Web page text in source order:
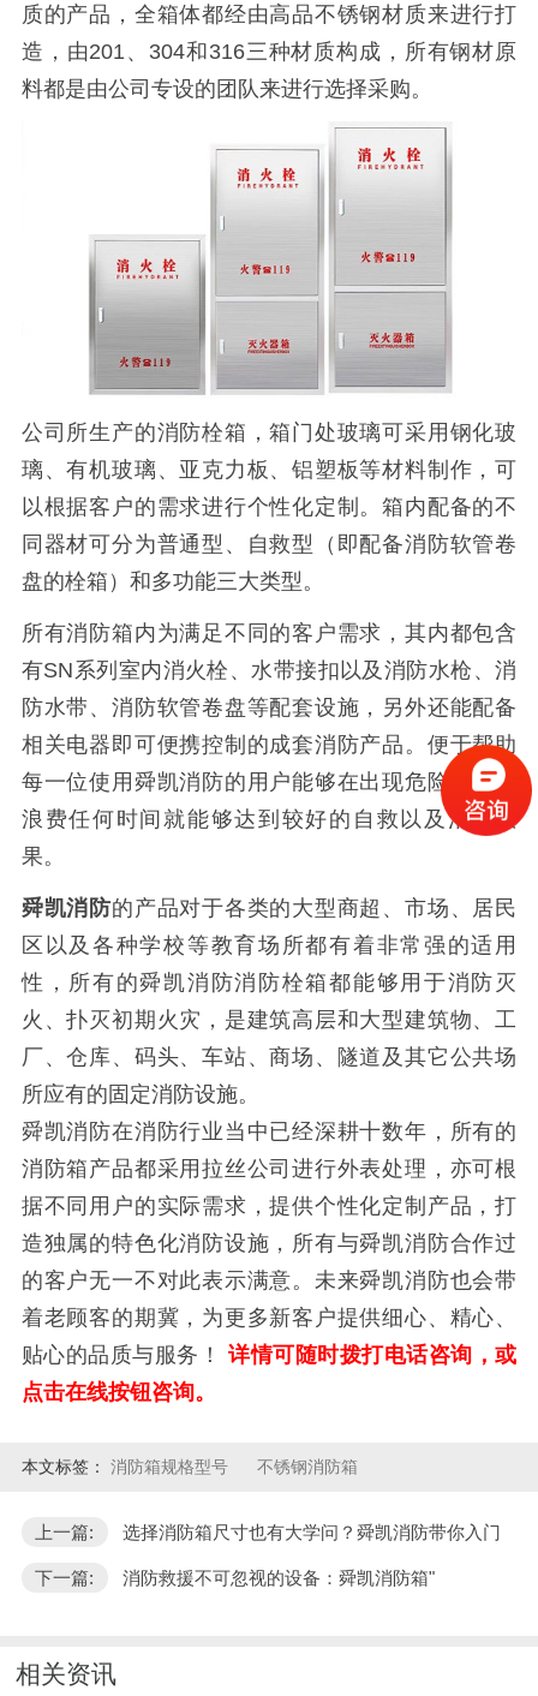
质的产品，全箱体都经由高品不锈钢材质来进行打
造，由201、304和316三种材质构成，所有钢材原
料都是由公司专设的团队来进行选择采购。
公司所生产的消防栓箱，箱门处玻璃可采用钢化玻
璃、有机玻璃、亚克力板、铝塑板等材料制作，可
以根据客户的需求进行个性化定制。箱内配备的不
同器材可分为普通型、自救型（即配备消防软管卷
盘的栓箱）和多功能三大类型。
所有消防箱内为满足不同的客户需求，其内都包含
有SN系列室内消火栓、水带接扣以及消防水枪、消
防水带、消防软管卷盘等配套设施，另外还能配备
相关电器即可便携控制的成套消防产品。便于帮助
每一位使用舜凯消防的用户能够在出现危险之后不
浪费任何时间就能够达到较好的自救以及消防效
果。
舜凯消防的产品对于各类的大型商超、市场、居民
区以及各种学校等教育场所都有着非常强的适用
性，所有的舜凯消防消防栓箱都能够用于消防灭
火、扑灭初期火灾，是建筑高层和大型建筑物、工
厂、仓库、码头、车站、商场、隧道及其它公共场
所应有的固定消防设施。
舜凯消防在消防行业当中已经深耕十数年，所有的
消防箱产品都采用拉丝公司进行外表处理，亦可根
据不同用户的实际需求，提供个性化定制产品，打
造独属的特色化消防设施，所有与舜凯消防合作过
的客户无一不对此表示满意。未来舜凯消防也会带
着老顾客的期冀，为更多新客户提供细心、精心、
贴心的品质与服务！ 详情可随时拨打电话咨询，或
点击在线按钮咨询。
本文标签： 消防箱规格型号 不锈钢消防箱
上一篇: 选择消防箱尺寸也有大学问？舜凯消防带你入门
下一篇: 消防救援不可忽视的设备：舜凯消防箱"
相关资讯